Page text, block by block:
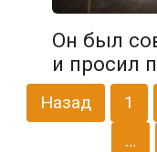
Он был
и просил
Навигация
по
Назад 1
…